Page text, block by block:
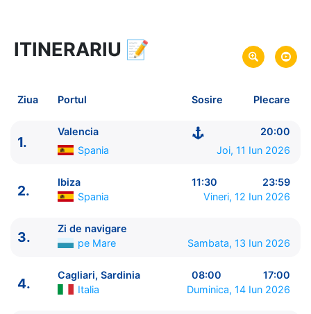
8 zile vacanta de croaziera in
Marea Mediterana de Vest si Insulele Baleare -
link
Sosire pe 18 Iun 2026 in Valencia, Spania
MSC Musica
ITINERARIU 📝
Ziua Portul Sosire Plecare
1.
Valencia
20:00
Spania
Joi, 11 Iun 2026
2.
Ibiza 11:30
23:59
Spania
Vineri, 12 Iun 2026
3.
Zi de navigare
pe Mare
Sambata, 13 Iun 2026
4.
Cagliari, Sardinia 08:00
17:00
Italia
Duminica, 14 Iun 2026